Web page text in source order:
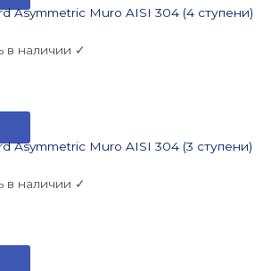
Asymmetric Muro AISI 304 (4 ступени)
в наличии ✓
Asymmetric Muro AISI 304 (3 ступени)
в наличии ✓